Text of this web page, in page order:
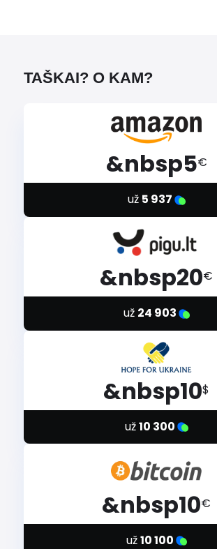
TAŠKAI? O KAM?
&nbsp5€
už 5 937
&nbsp20€
už 24 903
&nbsp10$
už10 300
&nbsp10€
už10 100